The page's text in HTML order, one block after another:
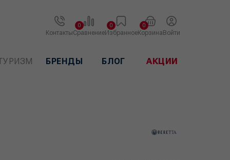
КонтактыСравнение
0
Избранное
0
Корзина
0
Войти
БРЕНДЫ БЛОГ АКЦИИ